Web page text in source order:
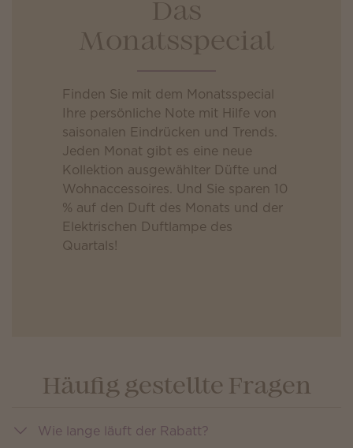
Das
Monatsspecial
Finden Sie mit dem Monatsspecial
Ihre persönliche Note mit Hilfe von
saisonalen Eindrücken und Trends.
Jeden Monat gibt es eine neue
Kollektion ausgewählter Düfte und
Wohnaccessoires. Und Sie sparen 10
% auf den Duft des Monats und der
Elektrischen Duftlampe des
Quartals!
Häufig gestellte Fragen
Wie lange läuft der Rabatt?